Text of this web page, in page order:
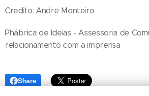
Credito: Andre Monteiro
Phábrica de Ideias - Assessoria de
relacionamento com a imprensa
Share